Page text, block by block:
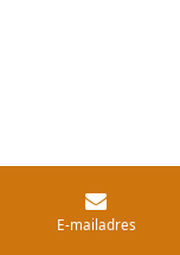
E-mailadres